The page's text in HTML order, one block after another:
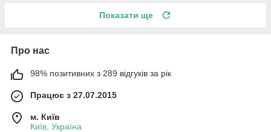
Показати ще
Про нас
98% позитивних з 289 відгуків за рік
Працює з 27.07.2015
м. Київ
Київ, Україна